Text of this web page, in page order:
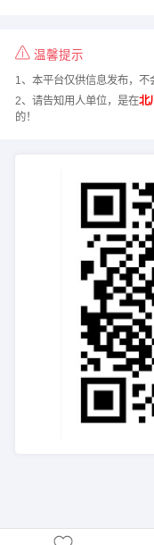
温馨提示
1、本平台仅供信息发布，不
2、请告知用人单位，是在北
的！